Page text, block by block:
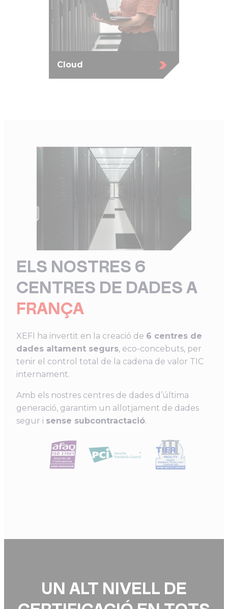
Cloud
ELS NOSTRES 6
CENTRES DE DADES A
FRANÇA
XEFI ha invertit en la creació de 6 centres de
dades altament segurs, eco-concebuts, per
tenir el control total de la cadena de valor TIC
internament.
Amb els nostres centres de dades d’última
generació, garantim un allotjament de dades
segur i sense subcontractació.
UN ALT NIVELL DE